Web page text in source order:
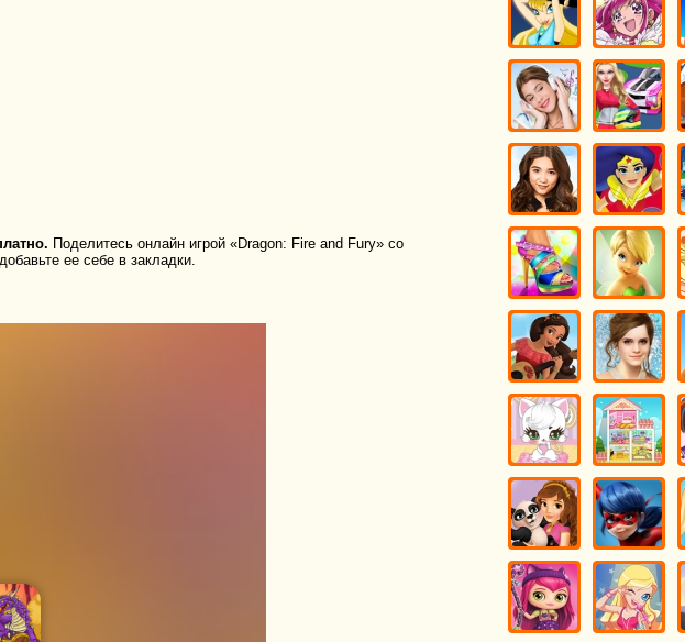
Поделитесь онлайн игрой «Dragon: Fire and Fury» со
ее себе в закладки.